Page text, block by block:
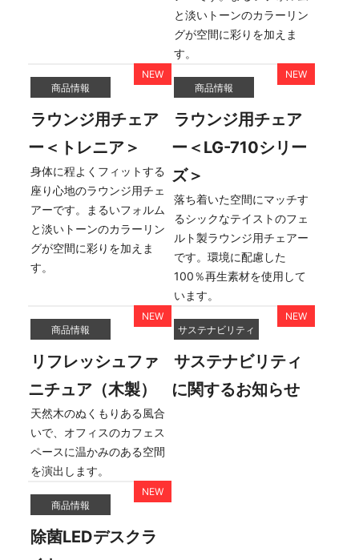
と淡いトーンのカラーリン
グが空間に彩りを加えま
す。
商品情報
ラウンジ用チェア
ー＜トレニア＞
身体に程よくフィットする
座り心地のラウンジ用チェ
アーです。まるいフォルム
と淡いトーンのカラーリン
グが空間に彩りを加えま
す。
商品情報
ラウンジ用チェア
ー＜LG-710シリー
ズ＞
落ち着いた空間にマッチす
るシックなテイストのフェ
ルト製ラウンジ用チェアー
です。環境に配慮した
100％再生素材を使用して
います。
商品情報
リフレッシュファ
ニチュア（木製）
天然木のぬくもりある風合
いで、オフィスのカフェス
ペースに温かみのある空間
を演出します。
サステナビリティ
サステナビリティ
に関するお知らせ
商品情報
除菌LEDデスクラ